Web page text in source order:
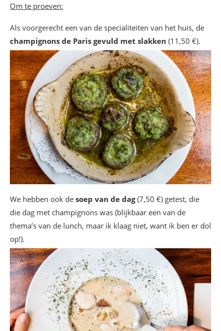
Om te proeven:
Als voorgerecht een van de specialiteiten van het huis, de
champignons de Paris gevuld met slakken (11,50 €).
We hebben ook de soep van de dag(7,50 €) getest, die
die dag met champignons was (blijkbaar een van de
thema’s van de lunch, maar ik klaag niet, want ik ben er dol
op!).